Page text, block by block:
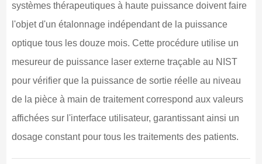
systèmes thérapeutiques à haute puissance doivent faire
l'objet d'un étalonnage indépendant de la puissance
optique tous les douze mois. Cette procédure utilise un
mesureur de puissance laser externe traçable au NIST
pour vérifier que la puissance de sortie réelle au niveau
de la pièce à main de traitement correspond aux valeurs
affichées sur l'interface utilisateur, garantissant ainsi un
dosage constant pour tous les traitements des patients.